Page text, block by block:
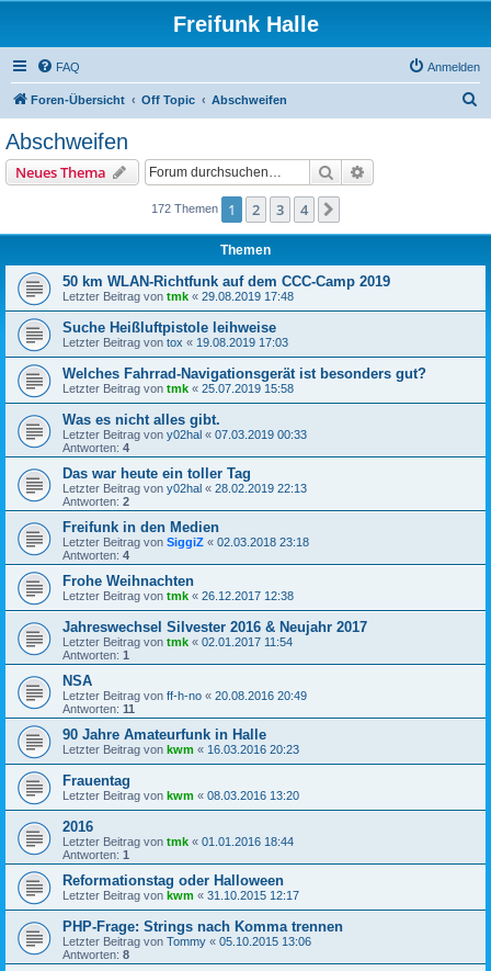
Freifunk Halle
FAQ Anmelden
Foren-Übersicht Off Topic Abschweifen
Abschweifen
Neues Thema Suche
172 Themen 1 2 3 4
Themen
50 km WLAN-Richtfunk auf dem CCC-Camp 2019
Letzter Beitrag von tmk « 29.08.2019 17:48
Suche Heißluftpistole leihweise
Letzter Beitrag von tox « 19.08.2019 17:03
Welches Fahrrad-Navigationsgerät ist besonders gut?
Letzter Beitrag von tmk « 25.07.2019 15:58
Was es nicht alles gibt.
Letzter Beitrag von y02hal « 07.03.2019 00:33
Antworten: 4
Das war heute ein toller Tag
Letzter Beitrag von y02hal « 28.02.2019 22:13
Antworten: 2
Freifunk in den Medien
Letzter Beitrag von SiggiZ « 02.03.2018 23:18
Antworten: 4
Frohe Weihnachten
Letzter Beitrag von tmk « 26.12.2017 12:38
Jahreswechsel Silvester 2016 & Neujahr 2017
Letzter Beitrag von tmk « 02.01.2017 11:54
Antworten: 1
NSA
Letzter Beitrag von ff-h-no « 20.08.2016 20:49
Antworten: 11
90 Jahre Amateurfunk in Halle
Letzter Beitrag von kwm « 16.03.2016 20:23
Frauentag
Letzter Beitrag von kwm « 08.03.2016 13:20
2016
Letzter Beitrag von tmk « 01.01.2016 18:44
Antworten: 1
Reformationstag oder Halloween
Letzter Beitrag von kwm « 31.10.2015 12:17
PHP-Frage: Strings nach Komma trennen
Letzter Beitrag von Tommy « 05.10.2015 13:06
Antworten: 8